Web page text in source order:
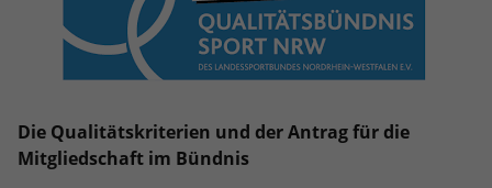
Die Qualitätskriterien und der Antrag für die
Mitgliedschaft im Bündnis